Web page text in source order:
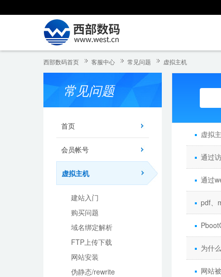
西部数码首页 客服中心 常见问题 虚拟主机
常见问题
首页
会员帐号
虚拟主机
建站入门
购买问题
域名绑定解析
FTP上传下载
网站安装
伪静态/rewrite
虚拟
通过
通过
pdf、
为什
网站